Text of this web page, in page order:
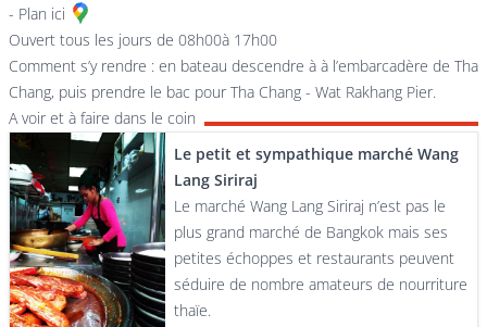
- Plan ici
Ouvert tous les jours de 08h00à 17h00
Comment s’y rendre : en bateau descendre à à l’embarcadère de Tha
Chang, puis prendre le bac pour Tha Chang - Wat Rakhang Pier.
A voir et à faire dans le coin
Le petit et sympathique marché Wang
Lang Siriraj
Le marché Wang Lang Siriraj n’est pas le
plus grand marché de Bangkok mais ses
petites échoppes et restaurants peuvent
séduire de nombre amateurs de nourriture
thaïe.